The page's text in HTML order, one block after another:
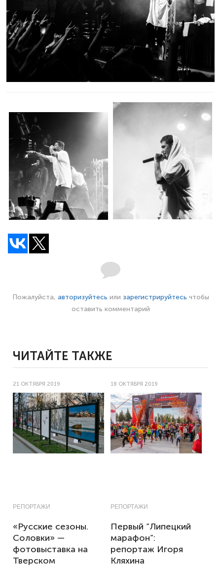
Пожалуйста, авторизуйтесь или зарегистрируйтесь чтобы
оставить комментарий
ЧИТАЙТЕ ТАКЖЕ
21 ОКТЯБРЯ 2019
РЕПОРТАЖИ
«Русские сезоны.
Соловки» —
фотовыставка на
Тверском
18 ОКТЯБРЯ 2019
РЕПОРТАЖИ
Первый “Липецкий
марафон”:
репортаж Игоря
Кляхина